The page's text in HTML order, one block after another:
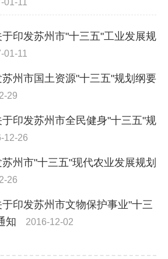
01-11
印发苏州市"十三五"工业发展规
01-11
州市国土资源"十三五"规划纲要
29
印发苏州市全民健身"十三五"规
12-26
州市"十三五"现代农业发展规划
26
印发苏州市文物保护事业"十三
知
2016-12-02